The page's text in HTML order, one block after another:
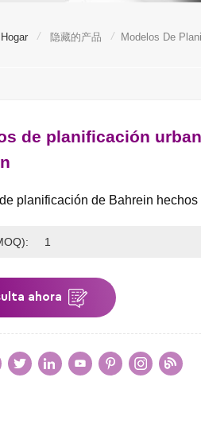
Hogar / 隐藏的产品 / Modelos De
de planificación
planificación de Bahrein
1
ahora